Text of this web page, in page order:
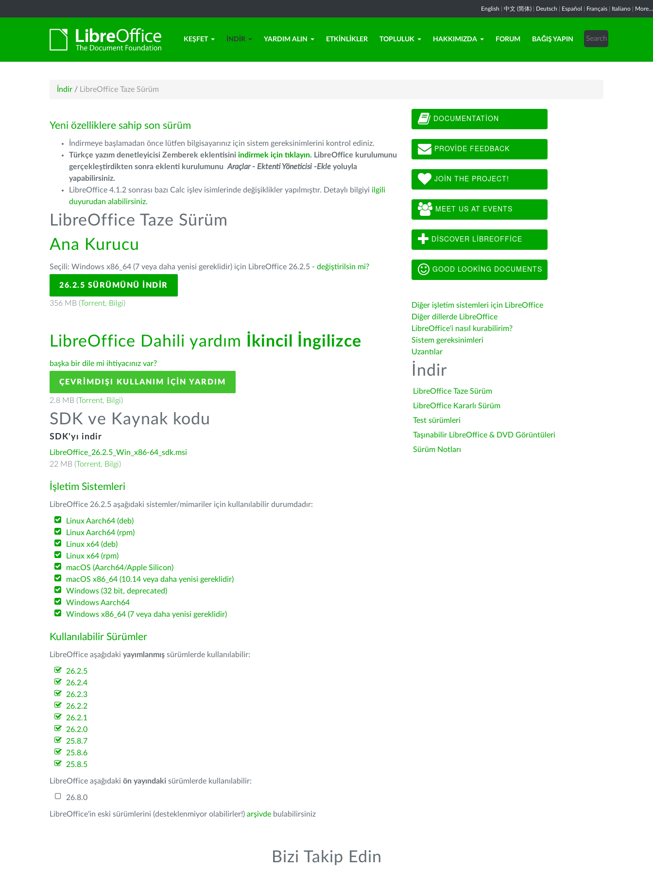
English 中文 (简体) Deutsch Español Français Italiano More...
KEŞFET İNDIR YARDIM ALIN ETKINLIKLER TOPLULUK HAKKIMIZDA FORUM BAĞIŞ YAPIN
İndir / LibreOffice Taze Sürüm
Yeni özelliklere sahip son sürüm
İndirmeye başlamadan önce lütfen bilgisayarınız için sistem gereksinimlerini kontrol ediniz.
Türkçe yazım denetleyicisi Zemberek eklentisini indirmek için tıklayın. LibreOffice kurulumunu
gerçekleştirdikten sonra eklenti kurulumunu Araçlar - Ektenti Yöneticisi -Ekle yoluyla
yapabilirsiniz.
LibreOffice 4.1.2 sonrası bazı Calc işlev isimlerinde değişiklikler yapılmıştır. Detaylı bilgiyi ilgili
duyurudan alabilirsiniz.
LibreOffice Taze Sürüm
Ana Kurucu
Seçili: Windows x86_64 (7 veya daha yenisi gereklidir) için LibreOffice 26.2.5 - değiştirilsin mi?
26.2.5 SÜRÜMÜNÜ İNDIR
356 MB (Torrent, Bilgi)
LibreOffice Dahili yardım İkincil İngilizce
başka bir dile mi ihtiyacınız var?
ÇEVRIMDIŞI KULLANIM IÇIN YARDIM
2.8 MB (Torrent, Bilgi)
SDK ve Kaynak kodu
SDK'yı indir
LibreOffice_26.2.5_Win_x86-64_sdk.msi
22 MB (Torrent, Bilgi)
İşletim Sistemleri
LibreOffice 26.2.5 aşağıdaki sistemler/mimariler için kullanılabilir durumdadır:
Linux Aarch64 (deb)
Linux Aarch64 (rpm)
Linux x64 (deb)
Linux x64 (rpm)
macOS (Aarch64/Apple Silicon)
macOS x86_64 (10.14 veya daha yenisi gereklidir)
Windows (32 bit, deprecated)
Windows Aarch64
Windows x86_64 (7 veya daha yenisi gereklidir)
Kullanılabilir Sürümler
LibreOffice aşağıdaki yayımlanmış sürümlerde kullanılabilir:
26.2.5
26.2.4
26.2.3
26.2.2
26.2.1
26.2.0
25.8.7
25.8.6
25.8.5
LibreOffice aşağıdaki ön yayındaki sürümlerde kullanılabilir:
26.8.0
LibreOffice'in eski sürümlerini (desteklenmiyor olabilirler!) arşivde bulabilirsiniz
DOCUMENTATION
PROVIDE FEEDBACK
JOIN THE PROJECT!
MEET US AT EVENTS
DISCOVER LIBREOFFICE
GOOD LOOKING DOCUMENTS
Diğer işletim sistemleri için LibreOffice
Diğer dillerde LibreOffice
LibreOffice'i nasıl kurabilirim?
Sistem gereksinimleri
Uzantılar
İndir
LibreOffice Taze Sürüm
LibreOffice Kararlı Sürüm
Test sürümleri
Taşınabilir LibreOffice & DVD Görüntüleri
Sürüm Notları
Bizi Takip Edin